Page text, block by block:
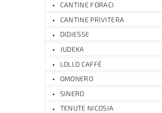
CANTINE FORACI
CANTINE PRIVITERA
DIDIESSE
JUDEKA
LOLLO CAFFÈ
OMONERO
SINERO
TENUTE NICOSIA